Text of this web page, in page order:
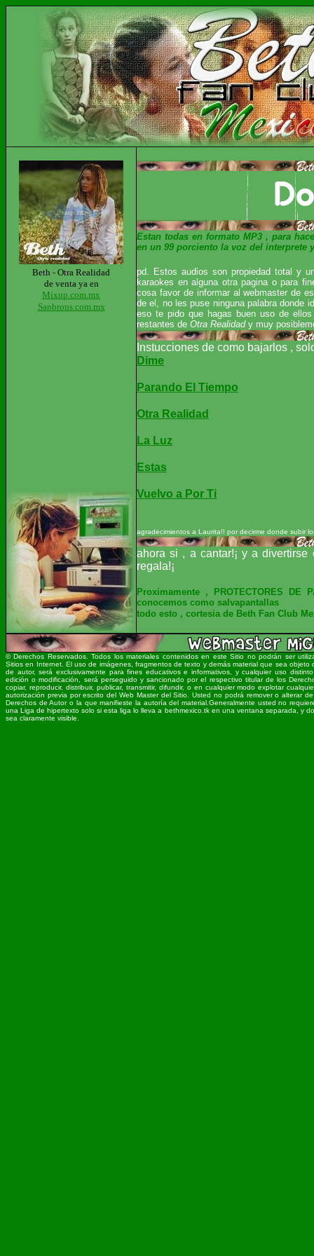
Beth - Otra Realidad
de venta ya en
Mixup.com.mx
Sanbrons.com.mx
Estan todas en formato MP3 , para
en un 99 porciento la voz del interprete
pd. Estos audios son propiedad total y
karaokes en alguna otra pagina o para
cosa favor de informar al webmaster de
de el, no les puse ninguna palabra donde
eso te pido que hagas buen uso de
restantes de Otra Realidady muy
Instucciones de como bajarlos ,
Dime
Parando El Tiempo
Otra Realidad
La Luz
Estas
Vuelvo a Por Ti
agradecimientos a Laurita!! por decirme donde subir
ahora si , a cantar!¡ y a
regala!¡
Proximamente , PROTECTORES DE
conocemos como salvapantallas
todo esto , cortesia de Beth Fan Club
© Derechos Reservados. Todos los materiales contenidos en este Sitio no podrán ser
Sitios en Internet. El uso de imágenes, fragmentos de texto y demás material que sea objeto
de autor, será exclusivamente para fines educativos e informativos, y cualquier uso
edición o modificación, será perseguido y sancionado por el respectivo titular de los
copiar, reproducir, distribuir, publicar, transmitir, difundir, o en cualquier modo explotar
autorización previa por escrito del Web Master del Sitio. Usted no podrá remover o alterar
Derechos de Autor o la que manifieste la autoría del material.Generalmente usted no
una Liga de hipertexto solo si esta liga lo lleva a bethmexico.tk en una ventana separada, y
sea claramente visible.